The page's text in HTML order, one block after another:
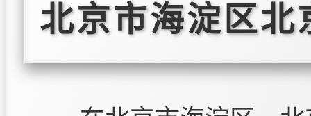
北京市海淀区